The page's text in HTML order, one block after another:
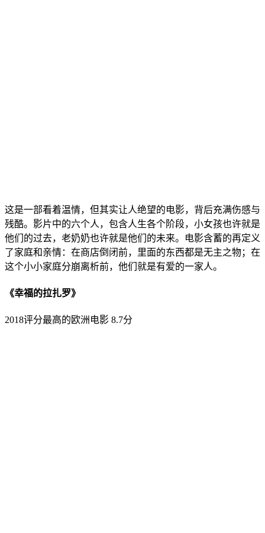
这是一部看着温情，但其实让人绝望的电影，背后充满伤感与
残酷。影片中的六个人，包含人生各个阶段，小女孩也许就是
他们的过去，老奶奶也许就是他们的未来。电影含蓄的再定义
了家庭和亲情：在商店倒闭前，里面的东西都是无主之物；在
这个小小家庭分崩离析前，他们就是有爱的一家人。
《幸福的拉扎罗》
2018评分最高的欧洲电影 8.7分